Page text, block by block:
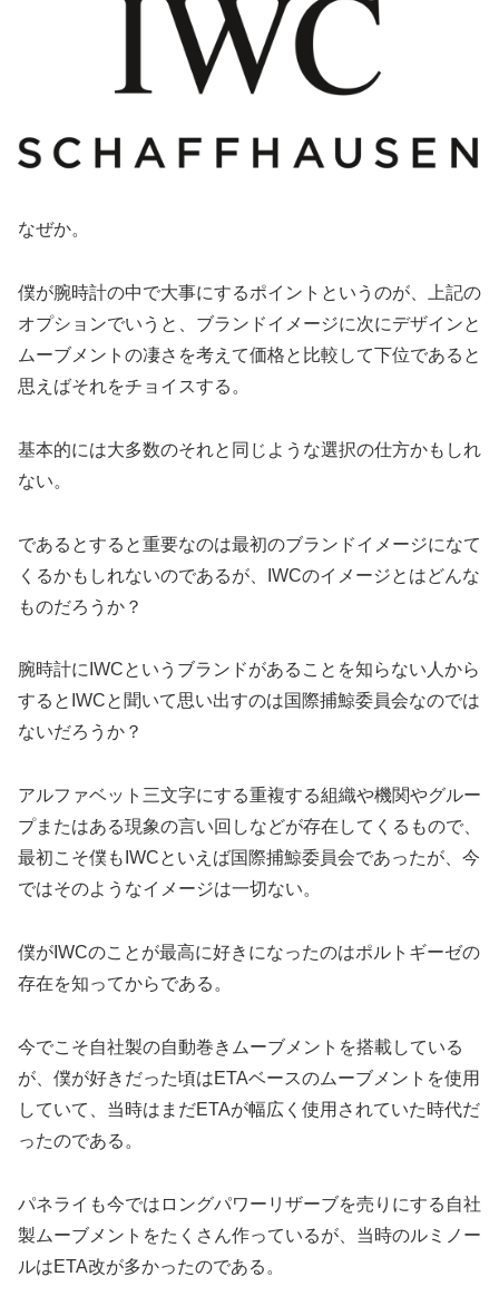
なぜか。
僕が腕時計の中で大事にするポイントというのが、上記の
オプションでいうと、ブランドイメージに次にデザインと
ムーブメントの凄さを考えて価格と比較して下位であると
思えばそれをチョイスする。
基本的には大多数のそれと同じような選択の仕方かもしれ
ない。
であるとすると重要なのは最初のブランドイメージになて
くるかもしれないのであるが、IWCのイメージとはどんな
ものだろうか？
腕時計にIWCというブランドがあることを知らない人から
するとIWCと聞いて思い出すのは国際捕鯨委員会なのでは
ないだろうか？
アルファベット三文字にする重複する組織や機関やグルー
プまたはある現象の言い回しなどが存在してくるもので、
最初こそ僕もIWCといえば国際捕鯨委員会であったが、今
ではそのようなイメージは一切ない。
僕がIWCのことが最高に好きになったのはポルトギーゼの
存在を知ってからである。
今でこそ自社製の自動巻きムーブメントを搭載している
が、僕が好きだった頃はETAベースのムーブメントを使用
していて、当時はまだETAが幅広く使用されていた時代だ
ったのである。
パネライも今ではロングパワーリザーブを売りにする自社
製ムーブメントをたくさん作っているが、当時のルミノー
ルはETA改が多かったのである。